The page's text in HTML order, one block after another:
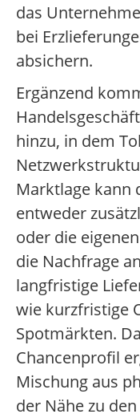
das
bei
absichern.
Ergänzend
hinzu, in dem
Marktlage kann
entweder
oder die
die Nachfrage
langfristige
wie kurzfristige
Spotmärkten.
Chancenprofil
Mischung aus
der Nähe zu den